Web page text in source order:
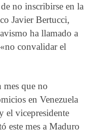
no inscribirse en la
Javier Bertucci,
ha llamado a
convalidar el
mes que no
en Venezuela
el vicepresidente
este mes a Maduro